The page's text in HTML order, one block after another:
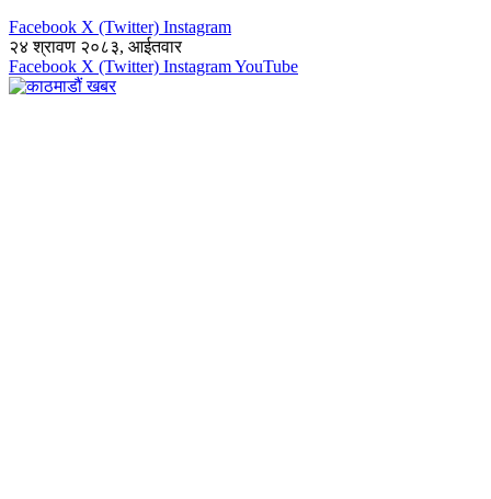
Facebook X (Twitter) Instagram
२४ श्रावण २०८३, आईतवार
Facebook X (Twitter) InstagramYouTube